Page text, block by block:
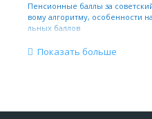
Пенсионные баллы за
вому алгоритму, особенности
льных баллов
Показать больше